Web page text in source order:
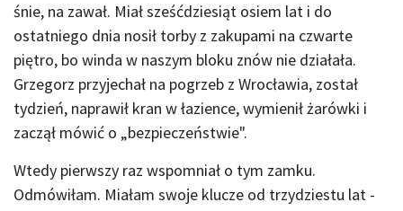
śnie, na zawał. Miał sześćdziesiąt osiem lat i do
ostatniego dnia nosił torby z zakupami na czwarte
piętro, bo winda w naszym bloku znów nie działała.
Grzegorz przyjechał na pogrzeb z Wrocławia, został
tydzień, naprawił kran w łazience, wymienił żarówki i
zaczął mówić o „bezpieczeństwie".
Wtedy pierwszy raz wspomniał o tym zamku.
Odmówiłam. Miałam swoje klucze od trzydziestu lat -